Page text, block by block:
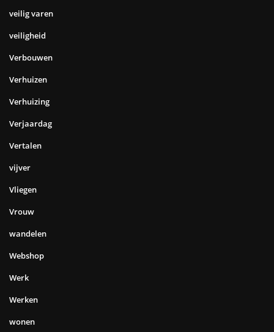
veilig varen
veiligheid
Verbouwen
Verhuizen
Verhuizing
Verjaardag
Vertalen
vijver
Vliegen
Vrouw
wandelen
Webshop
Werk
Werken
wonen